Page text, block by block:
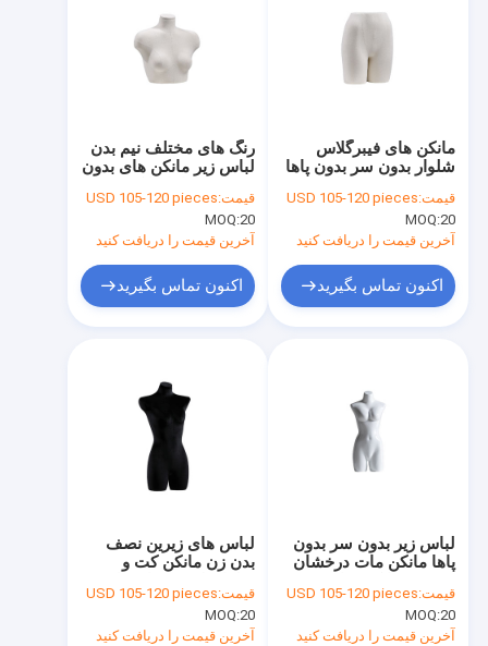
دربارهی ما
تماس با ما
درخواست نقل قول
رنگ های مختلف نیم بدن
لباس زیر مانکن های بدون
قیمت:USD 105-120 pieces
MOQ:20
آخرین قیمت را دریافت کنید
اکنون تماس بگیرید
مانکن های فیبرگلاس
شلوار بدون سر بدون پاها
قیمت:USD 105-120 pieces
MOQ:20
آخرین قیمت را دریافت کنید
اکنون تماس بگیرید
لباس های زیرین نصف
بدن زن مانکن کت و
نمایش
قیمت:USD 105-120 pieces
MOQ:20
آخرین قیمت را دریافت کنید
لباس زیر بدون سر بدون
پاها مانکن مات درخشان
قیمت:USD 105-120 pieces
MOQ:20
آخرین قیمت را دریافت کنید